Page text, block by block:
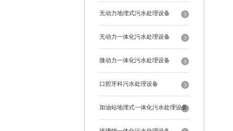
无动力地埋式污水处理设备
无动力一体化污水处理设备
微动力一体化污水处理设备
口腔牙科污水处理设备
加油站地埋式一体化污水处理设备